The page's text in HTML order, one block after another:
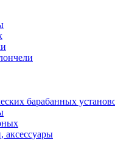
барабанных
аксессуары